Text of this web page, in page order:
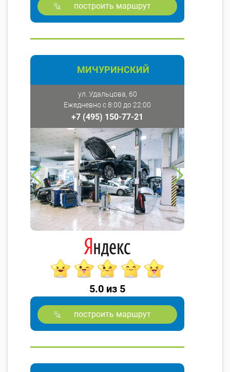
построить маршрут
МИЧУРИНСКИЙ
ул. Удальцова, 60
Ежедневно с 8:00 до 22:00
+7 (495) 150-77-21
5.0 из 5
построить маршрут